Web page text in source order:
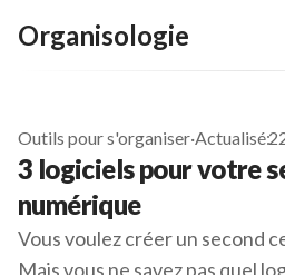
Organisologie
Outils pour s'organiser·Actualisé:
3 logiciels pour votre
numérique
Vous voulez créer un second
Mais vous ne savez pas quel